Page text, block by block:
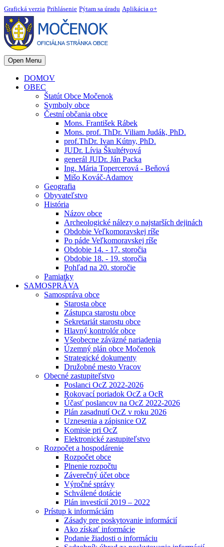
Grafická verzia Prihlásenie Pýtam sa úradu Aplikácia o+
Open Menu
DOMOV
OBEC
Štatút Obce Močenok
Symboly obce
Čestní občania obce
Mons. František Rábek
Mons. prof. ThDr. Viliam Judák, PhD.
prof.ThDr. Ivan Kútny, PhD.
JUDr. Lívia Škultétyová
generál JUDr. Ján Packa
Ing. Mária Topercerová - Beňová
Mišo Kováč-Adamov
Geografia
Obyvateľstvo
História
Názov obce
Archeologické nálezy o najstarších dejinách
Obdobie Veľkomoravskej ríše
Po páde Veľkomoravskej ríše
Obdobie 14. - 17. storočia
Obdobie 18. - 19. storočia
Pohľad na 20. storočie
Pamiatky
SAMOSPRÁVA
Samospráva obce
Starosta obce
Zástupca starostu obce
Sekretariát starostu obce
Hlavný kontrolór obce
Všeobecne záväzné nariadenia
Územný plán obce Močenok
Strategické dokumenty
Družobné mesto Vracov
Obecné zastupiteľstvo
Poslanci OcZ 2022-2026
Rokovací poriadok OcZ a OcR
Účasť poslancov na OcZ 2022-2026
Plán zasadnutí OcZ v roku 2026
Uznesenia a zápisnice OZ
Komisie pri OcZ
Elektronické zastupiteľstvo
Rozpočet a hospodárenie
Rozpočet obce
Plnenie rozpočtu
Záverečný účet obce
Výročné správy
Schválené dotácie
Plán investícií 2019 – 2022
Prístup k informáciám
Zásady pre poskytovanie informácií
Ako získať informácie
Podanie žiadosti o informáciu